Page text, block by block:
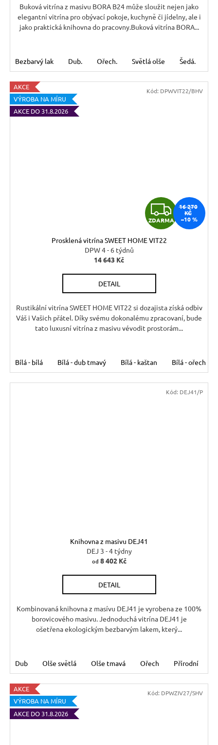
A
Buková vitrína z masivu BORA B24 může sloužit nejen jako
elegantní vitrína pro obývací pokoje, kuchyně či jídelny, ale i
jako praktická knihovna do pracovny.Buková vitrína BORA...
Bezbarvý lak Dub. Ořech. Světlá olše Šedá.
AKCE
VÝROBA NA MÍRU
AKCE DO 31.8.2026
Z
D
A
ZDARMA
16 270
KČ
–10 %
Prosklená vitrína SWEET HOME VIT22
DPW 4 - 6 týdnů
14 643 Kč
DETAIL
Rustikální vitrína SWEET HOME VIT22 si dozajista získá odbiv
Váš i Vašich přátel. Díky svému dokonalému zpracovaní, bude
tato luxusní vitrína z masivu vévodit prostorám...
Bílá - bílá Bílá - dub tmavý Bílá - kaštan Bílá - ořech
Kód: DPWVIT22/BHV
Knihovna z masivu DEJ41
DEJ 3 - 4 týdny
od 8 402 Kč
DETAIL
Kombinovaná knihovna z masívu DEJ41 je vyrobena ze 100%
borovicového masivu. Jednoduchá vitrína DEJ41 je
ošetřena ekologickým bezbarvým lakem, který...
Dub Olše světlá Olše tmavá Ořech Přírodní
Kód: DEJ41/P
AKCE
VÝROBA NA MÍRU
AKCE DO 31.8.2026
Kód: DPWZIV27/SHV